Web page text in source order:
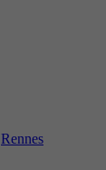
Rennes